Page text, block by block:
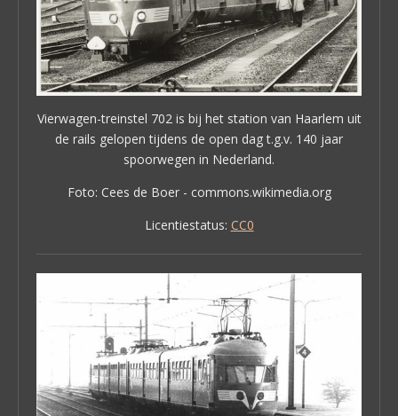
Vierwagen-treinstel 702 is bij het station van Haarlem uit
de rails gelopen tijdens de open dag t.g.v. 140 jaar
spoorwegen in Nederland.
Foto: Cees de Boer - commons.wikimedia.org
Licentiestatus: CC0